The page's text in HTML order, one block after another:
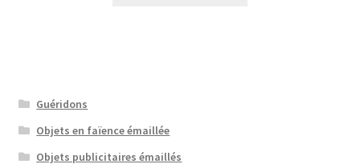
Guéridons
Objets en faïence émaillée
Objets publicitaires émaillés